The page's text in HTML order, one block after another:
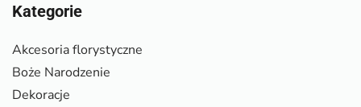
Kategorie
Akcesoria florystyczne
Boże Narodzenie
Dekoracje